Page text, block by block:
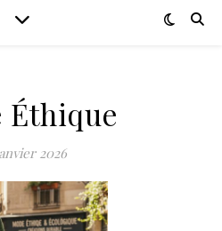
Éthique
2026